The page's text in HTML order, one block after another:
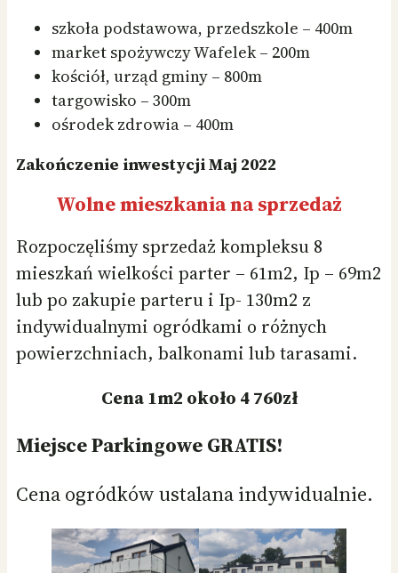
szkoła podstawowa, przedszkole – 400m
market spożywczy Wafelek – 200m
kościół, urząd gminy – 800m
targowisko – 300m
ośrodek zdrowia – 400m
Zakończenie inwestycji Maj 2022
Wolne mieszkaniana sprzedaż
Rozpoczęliśmy sprzedaż kompleksu 8
mieszkań wielkości parter – 61m2, Ip – 69m2
lub po zakupie parteru i Ip- 130m2 z
indywidualnymi ogródkami o różnych
powierzchniach, balkonami lub tarasami.
Cena 1m2 około 4 760zł
Miejsce Parkingowe GRATIS!
Cena ogródków ustalana indywidualnie.